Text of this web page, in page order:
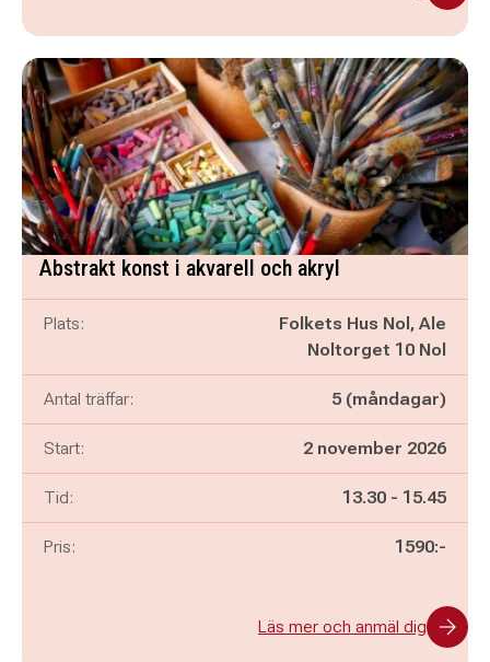
Abstrakt konst i akvarell och akryl
Plats:
Folkets Hus Nol, Ale
Noltorget 10 Nol
Antal träffar: 5 (måndagar)
Start: 2 november 2026
Tid: Pågår mellan
13.30 - och
15.45
Pris: 1590:-
Läs mer och anmäl dig